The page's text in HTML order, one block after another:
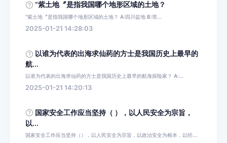
“紫土地〞是指我国哪个地形区域的土地？
“紫土地〞是指我国哪个地形区域的土地？ A:四川盆地 B:塔...
2025-01-21 14:28:03
以谁为代表的出海求仙药的方士是我国历史上最早的
航...
以谁为代表的出海求仙药的方士是我国历史上最早的航海探险家？ A:...
2025-01-21 14:20:13
国家安全工作应当坚持（ ），以人民安全为宗旨，
以...
国家安全工作应当坚持（），以人民安全为宗旨，以政治安全为根本，以经...